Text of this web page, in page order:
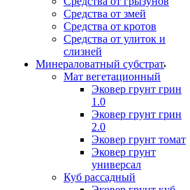
Средства от змей
Средства от кротов
Средства от улиток и
слизней
Минераловатный субстрат
Мат вегетационный
Эковер грунт грин
1.0
Эковер грунт грин
2.0
Эковер грунт томат
Эковер грунт
универсал
Куб рассадный